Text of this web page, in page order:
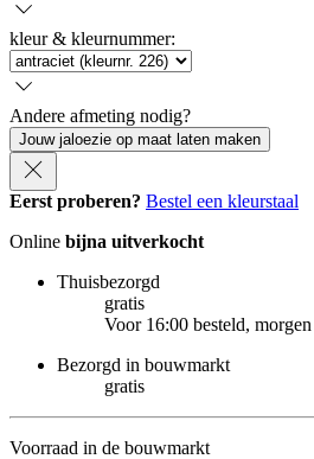
kleur & kleurnummer:
Andere afmeting nodig?
Jouw jaloezie op maat laten maken
Eerst proberen? Bestel een kleurstaal
Online bijna uitverkocht
Thuisbezorgd
gratis
Voor 16:00 besteld,
Bezorgd in bouwmarkt
gratis
Voorraad in de bouwmarkt